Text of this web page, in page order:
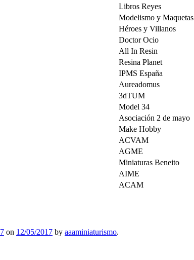
Libros Reyes
Modelismo y Maquetas
Héroes y Villanos
Doctor Ocio
All In Resin
Resina Planet
IPMS España
Aureadomus
3dTUM
Model 34
Asociación 2 de mayo
Make Hobby
ACVAM
AGME
Miniaturas Beneito
AIME
ACAM
on 12/05/2017 by aaaminiaturismo.